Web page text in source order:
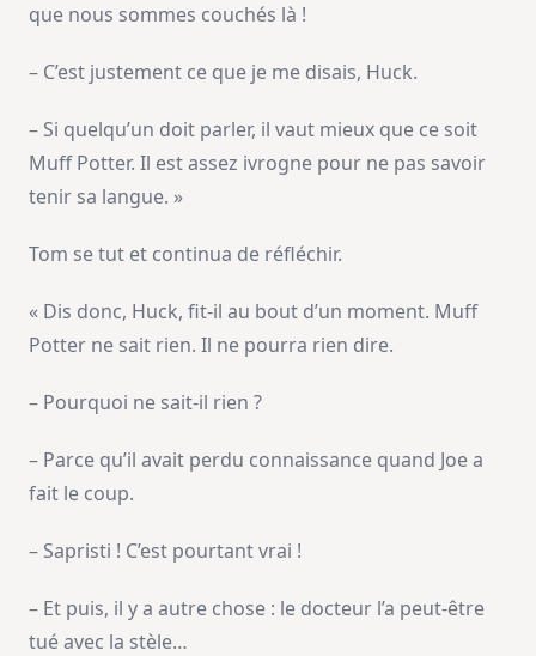
que nous sommes couchés là !
– C’est justement ce que je me disais, Huck.
– Si quelqu’un doit parler, il vaut mieux que ce soit
Muff Potter. Il est assez ivrogne pour ne pas savoir
tenir sa langue. »
Tom se tut et continua de réfléchir.
« Dis donc, Huck, fit-il au bout d’un moment. Muff
Potter ne sait rien. Il ne pourra rien dire.
– Pourquoi ne sait-il rien ?
– Parce qu’il avait perdu connaissance quand Joe a
fait le coup.
– Sapristi ! C’est pourtant vrai !
– Et puis, il y a autre chose : le docteur l’a peut-être
tué avec la stèle…